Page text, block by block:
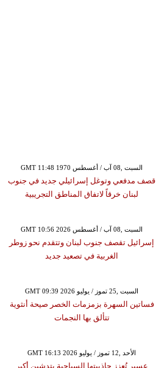
GMT 11:48 1970 السبت ,08 آب / أغسطس
قصف مدفعي وتوغل إسرائيلي جديد في جنوب
لبنان خرقاً لاتفاق المناطق التجريبية
GMT 10:56 2026 السبت ,08 آب / أغسطس
إسرائيل تقصف جنوب لبنان وتتقدم نحو زوطر
الغربية في تصعيد جديد
GMT 09:39 2026 السبت ,25 تموز / يوليو
فساتين السهرة بزمزمات الخصر صيحة أنثوية
تتألق بها النجمات
GMT 16:13 2026 الأحد ,12 تموز / يوليو
عسير تُعزز جاذبيتها السياحية بتدشين أكبر